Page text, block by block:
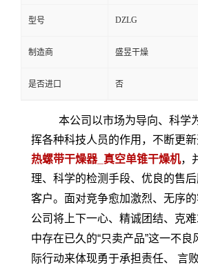
型号 DZLG
制造商 盛昱干燥
是否进口 否
本公司以市场为导向、科学
挥各种科技人员的作用，不断更
热螺带干燥器_真空单锥干燥机，
理、科学的检测手段、优良的售
客户。 面对竞争愈加激烈、无序
公司将上下一心、精诚团结、克
中存在已久的“只卖产品”这一不良
际行动来体现勇于承担责任、 言